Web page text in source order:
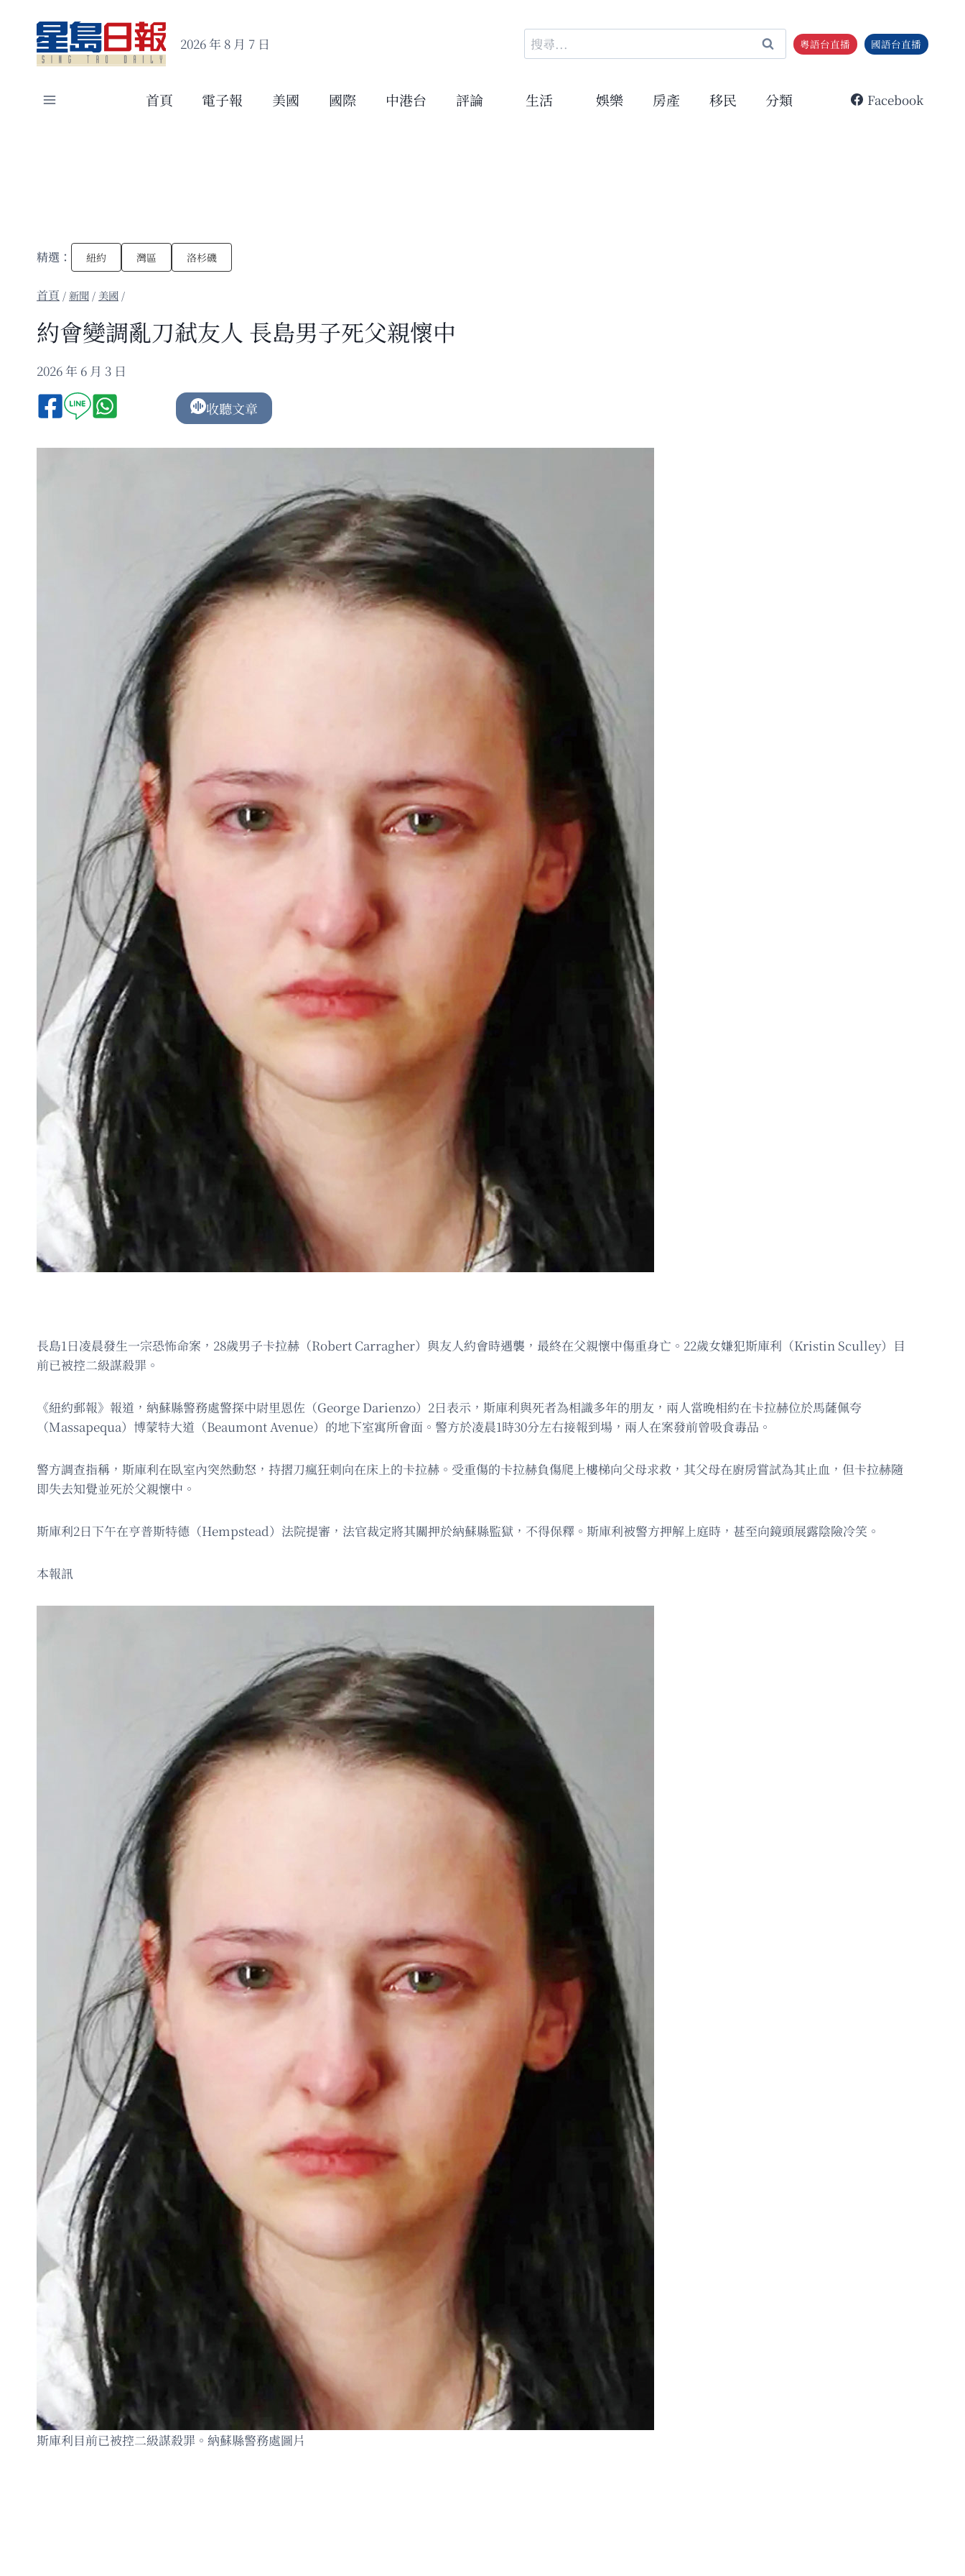
content
2026 年 8 月 7 日
搜
尋
鍵
粵語台直播 國語台直播
首頁 電子報 美國 國際 中港台 評論 生活 娛樂 房產 移民 分類 Facebook
精選： 紐約 灣區 洛杉磯
/新聞 / 美國 /
約會變調亂刀弒友人 長島男子死父親懷中
2026 年 6 月 3 日
收聽文章
長島1日凌晨發生一宗恐怖命案，28歲男子卡拉赫（Robert Carragher）與友人約會時遇襲，最終在父親懷中傷重身亡。22歲女嫌犯斯庫利（Kristin Sculley）目
前已被控二級謀殺罪。
《紐約郵報》報道，納蘇縣警務處警探中尉里恩佐（George Darienzo）2日表示，斯庫利與死者為相識多年的朋友，兩人當晚相約在卡拉赫位於馬薩佩夸
（Massapequa）博蒙特大道（Beaumont Avenue）的地下室寓所會面。警方於凌晨1時30分左右接報到場，兩人在案發前曾吸食毒品。
警方調查指稱，斯庫利在臥室內突然動怒，持摺刀瘋狂刺向在床上的卡拉赫。受重傷的卡拉赫負傷爬上樓梯向父母求救，其父母在廚房嘗試為其止血，但卡拉赫隨
即失去知覺並死於父親懷中。
斯庫利2日下午在亨普斯特德（Hempstead）法院提審，法官裁定將其關押於納蘇縣監獄，不得保釋。斯庫利被警方押解上庭時，甚至向鏡頭展露陰險冷笑。
本報訊
斯庫利目前已被控二級謀殺罪。納蘇縣警務處圖片